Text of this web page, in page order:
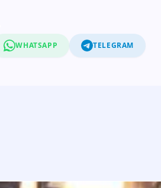
WHATSAPP TELEGRAM